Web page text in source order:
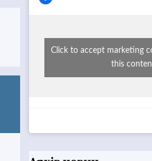
Click to accept marketing
this